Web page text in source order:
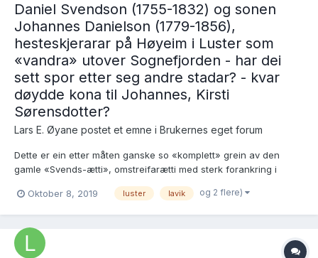
Daniel Svendson (1755-1832) og sonen
Johannes Danielson (1779-1856),
hesteskjerarar på Høyeim i Luster som
«vandra» utover Sognefjorden - har dei
sett spor etter seg andre stadar? - kvar
døydde kona til Johannes, Kirsti
Sørensdotter?
Lars E. Øyane postet et emne i Brukernes eget forum
Dette er ein etter måten ganske so «komplett» grein av den
gamle «Svends-ætti», omstreifarætti med sterk forankring i
Daniel eller sonen Johannes døypte nokon stad, og sidan desse
Oktober 8, 2019 luster lavik og 2 flere)